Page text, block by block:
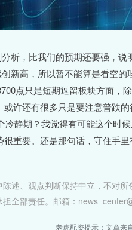
析，比我们的预期还要强，说
新高，所以暂不能算是看空的
点只是短期逗留板块方面，
许还有很多只是要注意普跌
静期？我觉得有可能这个时
重要。还是那句话，守住手
述、观点判断保持中立，不对
全部责任。邮箱：
老虎配资提示：文章来